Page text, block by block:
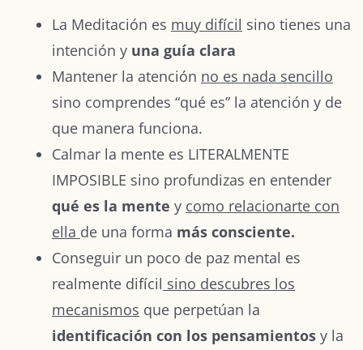
La Meditación es muy difícil sino tienes una
intención y una guía clara
Mantener la atención no es nada sencillo
sino comprendes “qué es” la atención y de
que manera funciona.
Calmar la mente es LITERALMENTE
IMPOSIBLE sino profundizas en entender
qué es la mente y como relacionarte con
ella de una forma más consciente.
Conseguir un poco de paz mental es
realmente difícil sino descubres los
mecanismos que perpetúan la
identificación con los pensamientos y la